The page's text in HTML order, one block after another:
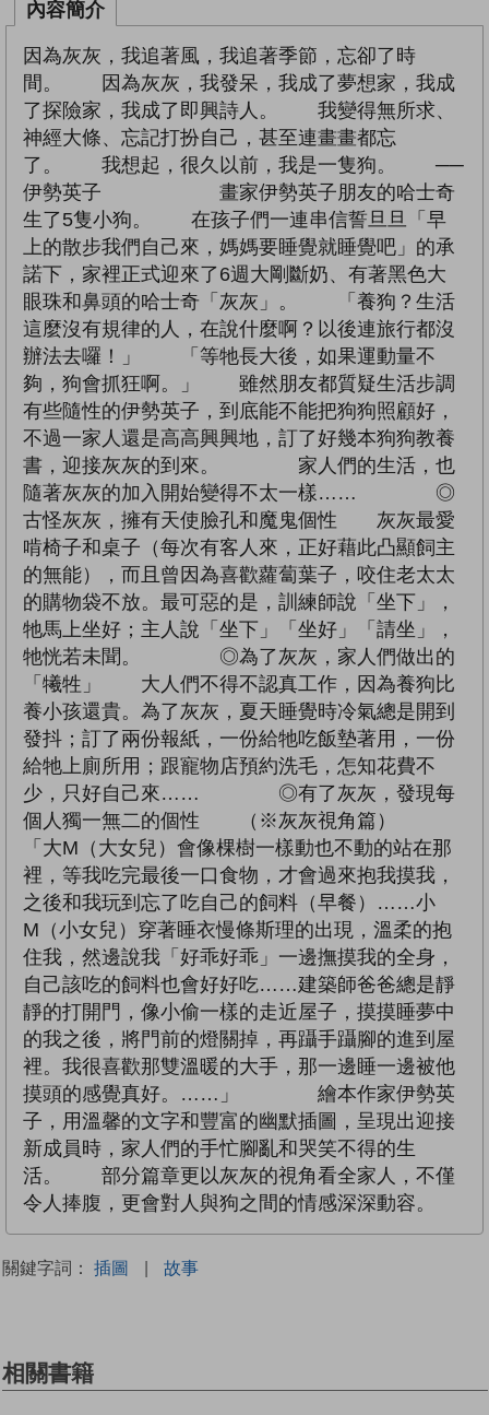
內容簡介
因為灰灰，我追著風，我追著季節，忘卻了時
間。 因為灰灰，我發呆，我成了夢想家，我成
了探險家，我成了即興詩人。 我變得無所求、
神經大條、忘記打扮自己，甚至連畫畫都忘
了。 我想起，很久以前，我是一隻狗。 ──
伊勢英子 畫家伊勢英子朋友的哈士奇
生了5隻小狗。 在孩子們一連串信誓旦旦「早
上的散步我們自己來，媽媽要睡覺就睡覺吧」的承
諾下，家裡正式迎來了6週大剛斷奶、有著黑色大
眼珠和鼻頭的哈士奇「灰灰」。 「養狗？生活
這麼沒有規律的人，在說什麼啊？以後連旅行都沒
辦法去囉！」 「等牠長大後，如果運動量不
夠，狗會抓狂啊。」 雖然朋友都質疑生活步調
有些隨性的伊勢英子，到底能不能把狗狗照顧好，
不過一家人還是高高興興地，訂了好幾本狗狗教養
書，迎接灰灰的到來。 家人們的生活，也
隨著灰灰的加入開始變得不太一樣…… ◎
古怪灰灰，擁有天使臉孔和魔鬼個性 灰灰最愛
啃椅子和桌子（每次有客人來，正好藉此凸顯飼主
的無能），而且曾因為喜歡蘿蔔葉子，咬住老太太
的購物袋不放。最可惡的是，訓練師說「坐下」，
牠馬上坐好；主人說「坐下」「坐好」「請坐」，
牠恍若未聞。 ◎為了灰灰，家人們做出的
「犧牲」 大人們不得不認真工作，因為養狗比
養小孩還貴。為了灰灰，夏天睡覺時冷氣總是開到
發抖；訂了兩份報紙，一份給牠吃飯墊著用，一份
給牠上廁所用；跟寵物店預約洗毛，怎知花費不
少，只好自己來…… ◎有了灰灰，發現每
個人獨一無二的個性 （※灰灰視角篇）
「大M（大女兒）會像棵樹一樣動也不動的站在那
裡，等我吃完最後一口食物，才會過來抱我摸我，
之後和我玩到忘了吃自己的飼料（早餐）……小
M（小女兒）穿著睡衣慢條斯理的出現，溫柔的抱
住我，然邊說我「好乖好乖」一邊撫摸我的全身，
自己該吃的飼料也會好好吃……建築師爸爸總是靜
靜的打開門，像小偷一樣的走近屋子，摸摸睡夢中
的我之後，將門前的燈關掉，再躡手躡腳的進到屋
裡。我很喜歡那雙溫暖的大手，那一邊睡一邊被他
摸頭的感覺真好。……」 繪本作家伊勢英
子，用溫馨的文字和豐富的幽默插圖，呈現出迎接
新成員時，家人們的手忙腳亂和哭笑不得的生
活。 部分篇章更以灰灰的視角看全家人，不僅
令人捧腹，更會對人與狗之間的情感深深動容。
關鍵字詞： 插圖 | 故事
相關書籍